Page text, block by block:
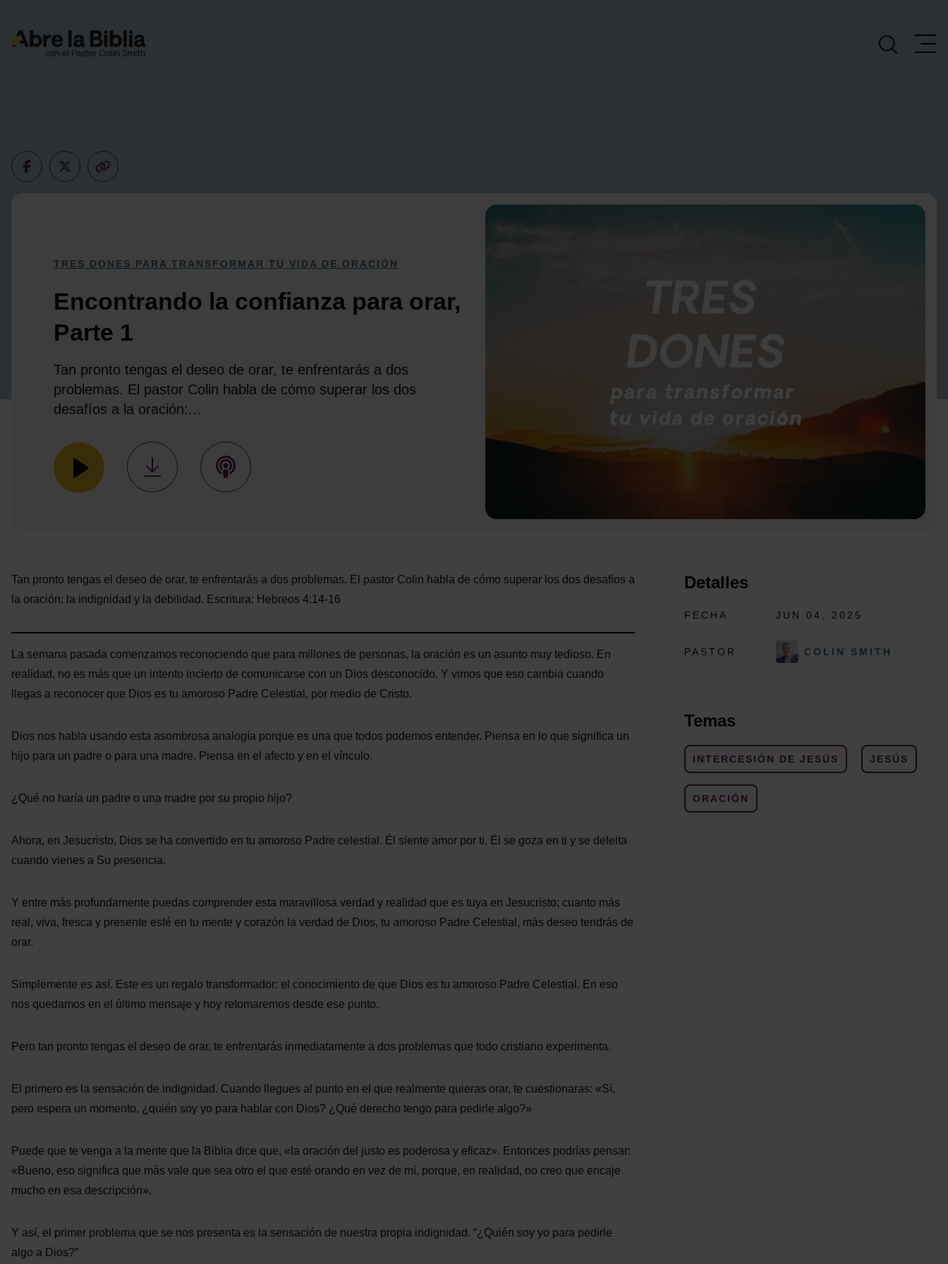
Navegación Principal
TRES DONES PARA TRANSFORMAR TU VIDA DE ORACIÓN
Encontrando la confianza para orar,
Parte 1
Tan pronto tengas el deseo de orar, te enfrentarás a dos
problemas. El pastor Colin habla de cómo superar los dos
desafíos a la oración:...
Detalles
FECHA JUN 04, 2025
PASTOR COLIN SMITH
Temas
INTERCESIÓN DE JESÚS JESÚS
ORACIÓN
Tan pronto tengas el deseo de orar, te enfrentarás a dos problemas. El pastor Colin habla de cómo superar los dos desafíos a
la oración: la indignidad y la debilidad. Escritura: Hebreos 4:14-16
La semana pasada comenzamos reconociendo que para millones de personas, la oración es un asunto muy tedioso. En
realidad, no es más que un intento incierto de comunicarse con un Dios desconocido. Y vimos que eso cambia cuando
llegas a reconocer que Dios es tu amoroso Padre Celestial, por medio de Cristo.
Dios nos habla usando esta asombrosa analogía porque es una que todos podemos entender. Piensa en lo que significa un
hijo para un padre o para una madre. Piensa en el afecto y en el vínculo.
¿Qué no haría un padre o una madre por su propio hijo?
Ahora, en Jesucristo, Dios se ha convertido en tu amoroso Padre celestial. Él siente amor por ti, Él se goza en ti y se deleita
cuando vienes a Su presencia.
Y entre más profundamente puedas comprender esta maravillosa verdad y realidad que es tuya en Jesucristo; cuanto más
real, viva, fresca y presente esté en tu mente y corazón la verdad de Dios, tu amoroso Padre Celestial, más deseo tendrás de
orar.
Simplemente es así. Este es un regalo transformador: el conocimiento de que Dios es tu amoroso Padre Celestial. En eso
nos quedamos en el último mensaje y hoy retomaremos desde ese punto.
Pero tan pronto tengas el deseo de orar, te enfrentarás inmediatamente a dos problemas que todo cristiano experimenta.
El primero es la sensación de indignidad. Cuando llegues al punto en el que realmente quieras orar, te cuestionaras: «Sí,
pero espera un momento, ¿quién soy yo para hablar con Dios? ¿Qué derecho tengo para pedirle algo?»
Puede que te venga a la mente que la Biblia dice que, «la oración del justo es poderosa y eficaz». Entonces podrías pensar:
«Bueno, eso significa que más vale que sea otro el que esté orando en vez de mí, porque, en realidad, no creo que encaje
mucho en esa descripción».
Y así, el primer problema que se nos presenta es la sensación de nuestra propia indignidad. “¿Quién soy yo para pedirle
algo a Dios?”